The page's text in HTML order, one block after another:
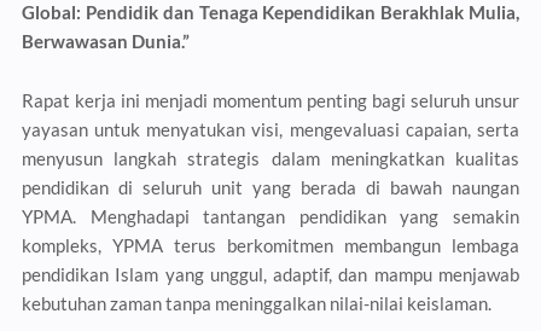
Global: Pendidik dan Tenaga Kependidikan Berakhlak Mulia,
Berwawasan Dunia.”
Rapat kerja ini menjadi momentum penting bagi seluruh unsur
yayasan untuk menyatukan visi, mengevaluasi capaian, serta
menyusun langkah strategis dalam meningkatkan kualitas
pendidikan di seluruh unit yang berada di bawah naungan
YPMA. Menghadapi tantangan pendidikan yang semakin
kompleks, YPMA terus berkomitmen membangun lembaga
pendidikan Islam yang unggul, adaptif, dan mampu menjawab
kebutuhan zaman tanpa meninggalkan nilai-nilai keislaman.